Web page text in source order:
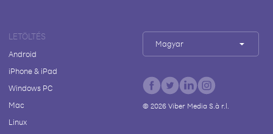
LETÖLTÉS
Android
iPhone & iPad
Windows PC
Mac
Linux
Magyar
© 2026Viber Media S.à r.l.